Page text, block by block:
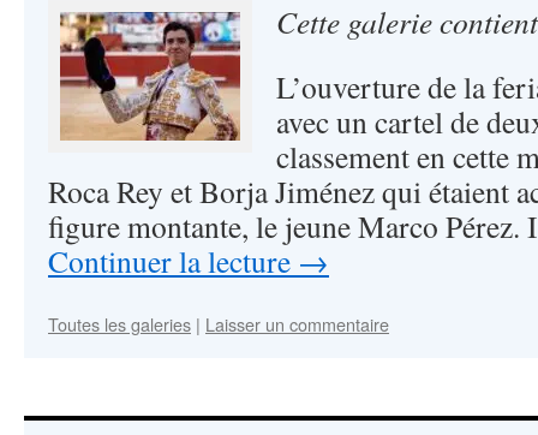
Cette galerie
L’ouverture de la
avec un cartel de
classement en cette
Roca Rey et Borja Jiménez qui étaient
figure montante, le jeune Marco
Continuer la lecture →
Toutes les galeries | Laisser un commentaire